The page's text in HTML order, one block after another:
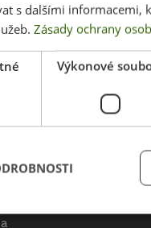
s dalšími informacemi,
Zásady ochrany
Výkonové